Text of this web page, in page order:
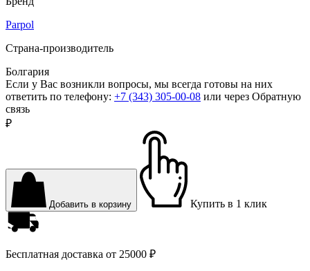
Parpol
Страна-производитель
Болгария
Если у Вас возникли вопросы, мы всегда готовы на них
ответить по телефону: +7 (343) 305-00-08 или через Обратную
связь
₽
Добавить в корзину Купить в 1 клик
Бесплатная доставка от 25000 ₽